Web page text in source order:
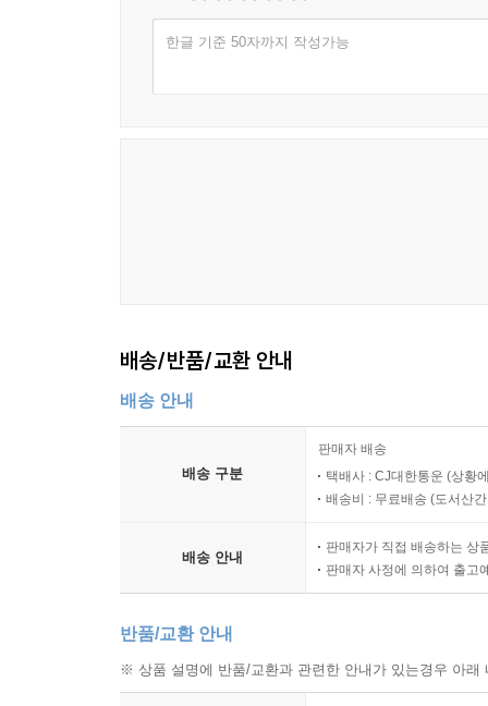
한글 기준 50자까지 작성가능
배송/반품/교환 안내
배송 안내
배송 구분
판매자 배송
택배사 : CJ대한통운 (상황
배송비 : 무료배송 (도서산
배송 안내
판매자가 직접 배송하는 상
판매자 사정에 의하여 출고
반품/교환 안내
※ 상품 설명에 반품/교환과 관련한 안내가 있는경우 아